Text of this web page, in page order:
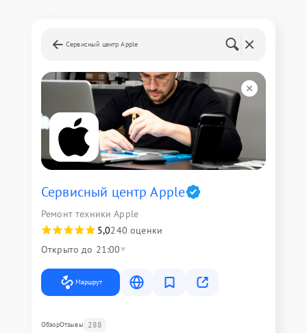
Сервисный центр Apple
Сервисный центр Apple
Ремонт техники Apple
5,0240 оценки
Открыто до 21:00
Маршрут
ОбзорОтзывы 288